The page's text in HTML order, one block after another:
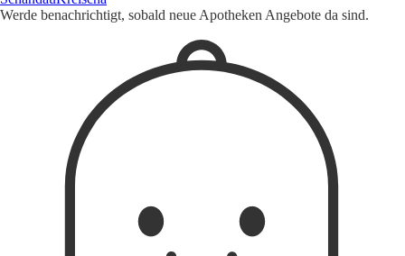
Werde benachrichtigt, sobald neue Apotheken Angebote da sind.